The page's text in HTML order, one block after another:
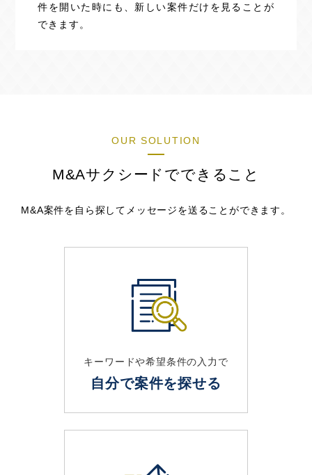
件を開いた時にも、新しい案件だけを見ることが
できます。
OUR SOLUTION
M&Aサクシードでできること
M&A案件を自ら探してメッセージを送ることができます。
キーワードや希望条件の入力で
自分で案件を探せる